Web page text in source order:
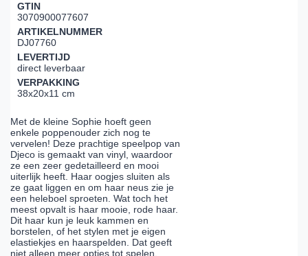
GTIN
3070900077607
ARTIKELNUMMER
DJ07760
LEVERTIJD
direct leverbaar
VERPAKKING
38x20x11 cm
Met de kleine Sophie hoeft geen
enkele poppenouder zich nog te
vervelen! Deze prachtige speelpop van
Djeco is gemaakt van vinyl, waardoor
ze een zeer gedetailleerd en mooi
uiterlijk heeft. Haar oogjes sluiten als
ze gaat liggen en om haar neus zie je
een heleboel sproeten. Wat toch het
meest opvalt is haar mooie, rode haar.
Dit haar kun je leuk kammen en
borstelen, of het stylen met je eigen
elastiekjes en haarspelden. Dat geeft
niet alleen meer opties tot spelen,